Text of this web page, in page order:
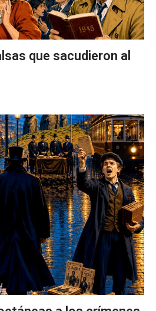
que sacudieron al